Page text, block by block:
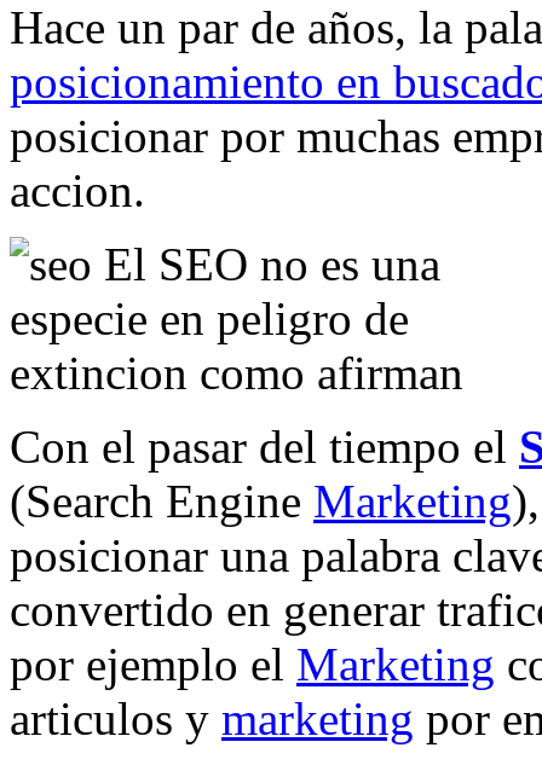
Hace un par de años, la
posicionamiento en
posicionar por muchas
accion.
Con el pasar del tiempo el
(Search Engine Marketing
posicionar una palabra
convertido en generar
por ejemplo el Marketing
articulos y marketing por